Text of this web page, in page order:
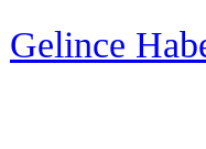
Gelince